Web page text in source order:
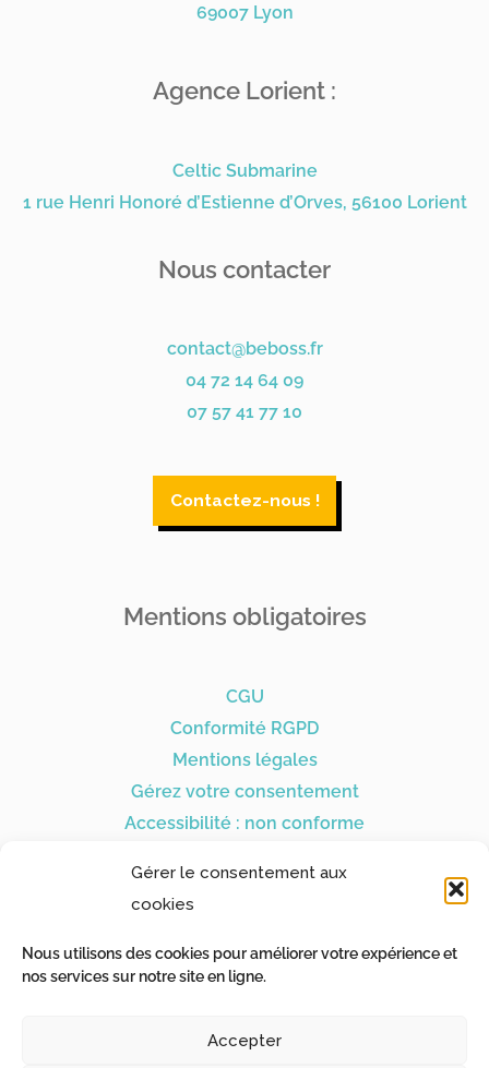
Gérer le consentement aux
cookies
Nous utilisons des cookies pour améliorer votre expérience et
nos services sur notre site en ligne.
Accepter
69007 Lyon
Agence Lorient :
Celtic Submarine
1 rue Henri Honoré d’Estienne d’Orves, 56100 Lorient
Nous contacter
contact@beboss.fr
04 72 14 64 09
07 57 41 77 10
Contactez-nous !
Mentions obligatoires
CGU
Conformité RGPD
Mentions légales
Gérez votre consentement
Accessibilité : non conforme
Nos partenaires